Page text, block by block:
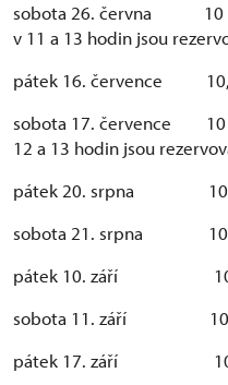
sobota 26. června 10 a
v 11 a 13 hodin jsou
pátek 16. července 10,
sobota 17. července 10
12 a 13 hodin jsou
pátek 20. srpna 10,
sobota 21. srpna 10,
pátek 10. září 10,
sobota 11. září 10,
pátek 17. září 10,